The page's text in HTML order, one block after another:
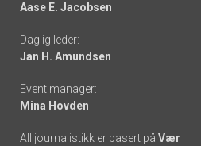
-
links
Aase E. Jacobsen
Daglig leder:
Jan H. Amundsen
Event manager:
Mina Hovden
All journalistikk er basert på Vær